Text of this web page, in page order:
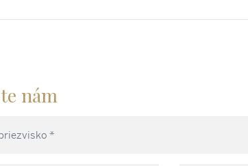
nám